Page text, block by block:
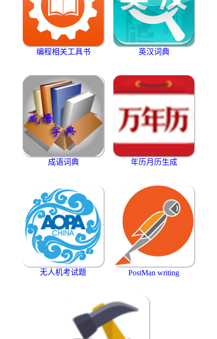
编程相关工具书 英汉词典
成语词典 年历月历生成
无人机考试题 PostMan writing